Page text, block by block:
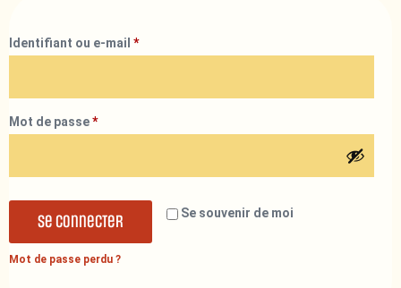
Identifiant ou e-mail *
Mot de passe*
Se souvenir de moi
Se connecter
Mot de passe perdu ?